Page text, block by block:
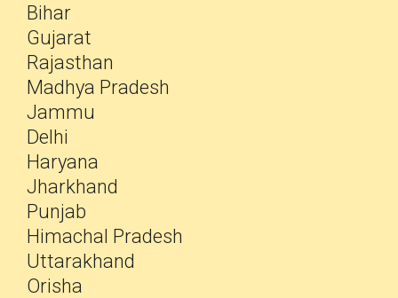
Bihar
Gujarat
Rajasthan
Madhya Pradesh
Jammu
Delhi
Haryana
Jharkhand
Punjab
Himachal Pradesh
Uttarakhand
Orisha